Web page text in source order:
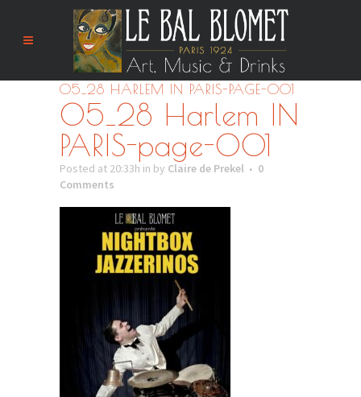
05_28 HARLEM IN PARIS-PAGE-001
05_28 Harlem IN
PARIS-page-001
Posted at 20:33h in by Claire de Prekel
0
Comments